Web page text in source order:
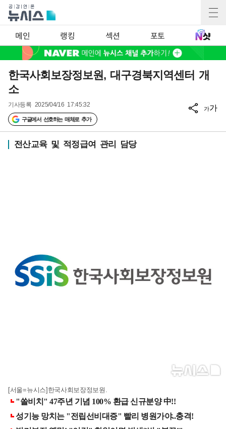
메인 랭킹 섹션 포토
한국사회보장정보원, 대구경북지역센터 개
소
기사등록 2025/04/16 17:45:32
구글에서 선호하는 매체로 추가
가가
전산교육 및 적정급여 관리 담당
[서울=뉴시스]한국사회보장정보원.